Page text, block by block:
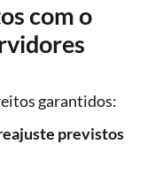
com o
garantidos:
previstos